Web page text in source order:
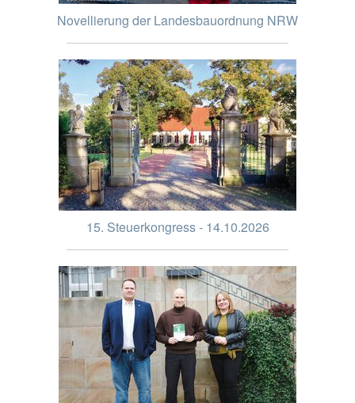
Novellierung der Landesbauordnung NRW
15. Steuerkongress - 14.10.2026